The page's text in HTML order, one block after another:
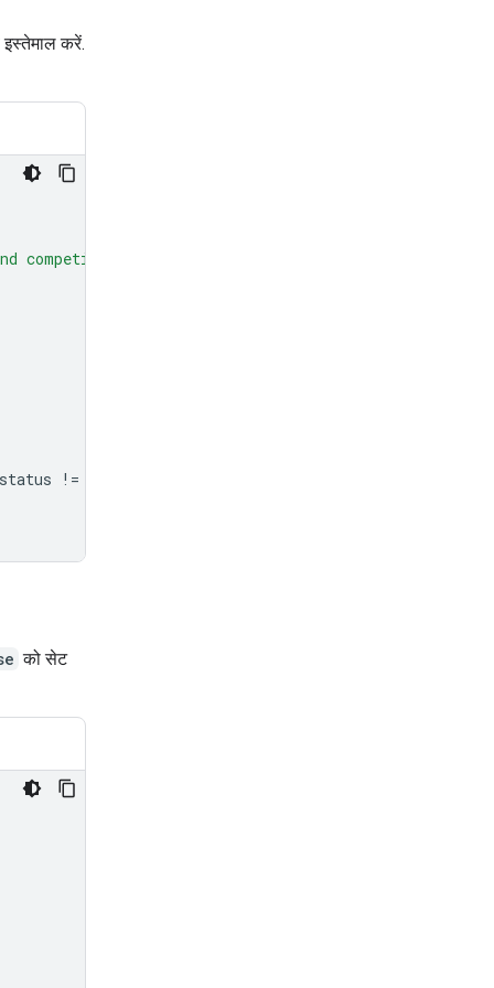
करें.
competitor hardware, and less on the history."
status !=
को सेट